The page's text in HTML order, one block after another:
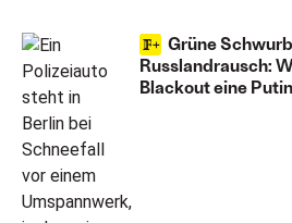
Grüne
Russlandrausch:
Blackout eine